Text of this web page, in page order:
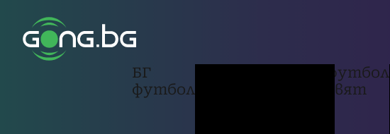
БГ
футбол
футбол
свят